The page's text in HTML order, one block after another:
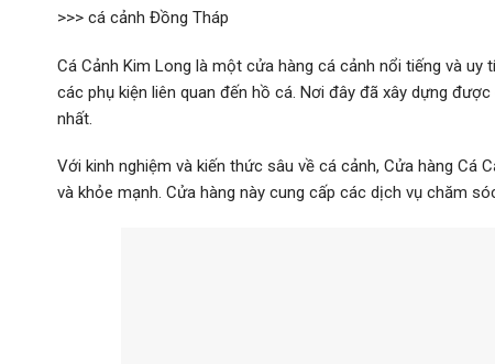
>>> cá cảnh Đồng Tháp
Cá Cảnh Kim Long là một cửa hàng cá cảnh nổi tiếng và
các phụ kiện liên quan đến hồ cá. Nơi đây đã xây dựng
nhất.
Với kinh nghiệm và kiến thức sâu về cá cảnh, Cửa hàng
và khỏe mạnh. Cửa hàng này cung cấp các dịch vụ chăm